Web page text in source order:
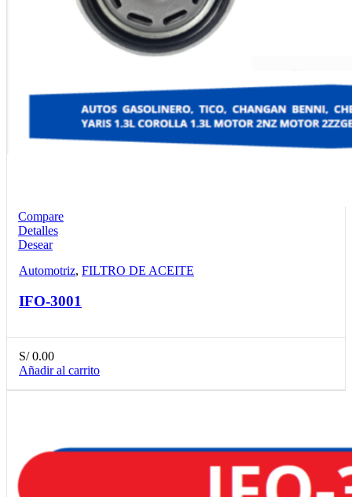
Compare
Detalles
Desear
Automotriz, FILTRO DE ACEITE
IFO-3001
S/0.00
Añadir al carrito